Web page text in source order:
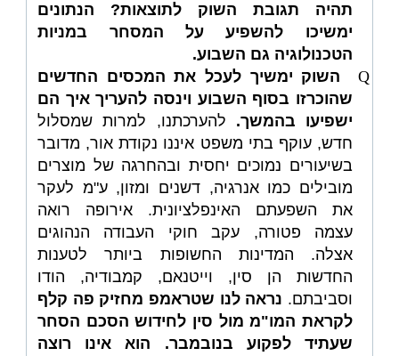
תהיה תגובת השוק לתוצאות? הנתונים
ימשיכו להשפיע על המסחר במניות
הטכנולוגיה גם השבוע.
Q
השוק ימשיך לעכל את המכסים החדשים
שהוכרזו בסוף השבוע וינסה להעריך איך הם
ישפיעו בהמשך. להערכתנו, למרות שמסלול
חדש, עוקף בתי משפט איננו נקודת אור, מדובר
בשיעורים נמוכים יחסית ובהחרגה של מוצרים
מובילים כמו אנרגיה, דשנים ומזון, ע"מ לעקר
את השפעתם האינפלציונית. אירופה רואה
עצמה פטורה, עקב חוקי העבודה הנהוגים
אצלה. המדינות החשופות ביותר לטענות
החדשות הן סין, וייטנאם, קמבודיה, הודו
וסביבתם. נראה לנו שטראמפ מחזיק פה קלף
לקראת המו"מ מול סין לחידוש הסכם הסחר
שעתיד לפקוע בנובמבר. הוא אינו רוצה